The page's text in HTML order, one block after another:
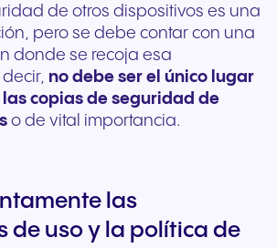
de otros dispositivos es una
pero se debe contar con una
donde se recoja esa
no debe ser el único lugar
copias de seguridad de
o de vital importancia.
las
de uso y la política de